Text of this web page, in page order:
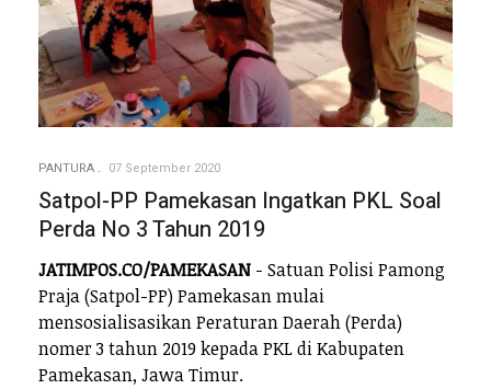
PANTURA 07 September 2020
Satpol-PP Pamekasan Ingatkan PKL Soal
Perda No 3 Tahun 2019
JATIMPOS.CO/PAMEKASAN - Satuan Polisi Pamong
Praja (Satpol-PP) Pamekasan mulai
mensosialisasikan Peraturan Daerah (Perda)
nomer 3 tahun 2019 kepada PKL di Kabupaten
Pamekasan, Jawa Timur.